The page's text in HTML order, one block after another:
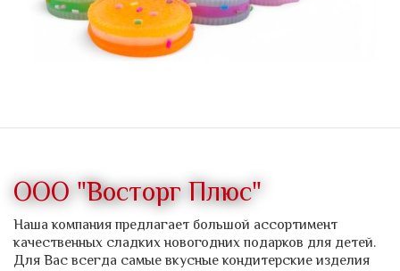
ООО "Восторг Плюс"
Наша компания предлагает большой ассортимент
качественных сладких новогодних подарков для детей.
Для Вас всегда самые вкусные кондитерские изделия